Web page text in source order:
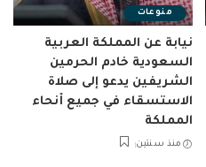
منوعات
نيابة عن المملكة العربية
السعودية خادم الحرمين
الشريفين يدعو إلى صلاة
الاستسقاء في جميع أنحاء
المملكة
منذ سنتين